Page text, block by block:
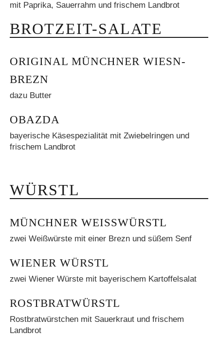
mit Paprika, Sauerrahm und frischem Landbrot
BROTZEIT-SALATE
ORIGINAL MÜNCHNER WIESN-
BREZN
dazu Butter
OBAZDA
bayerische Käsespezialität mit Zwiebelringen und
frischem Landbrot
WÜRSTL
MÜNCHNER WEISSWÜRSTL
zwei Weißwürste mit einer Brezn und süßem Senf
WIENER WÜRSTL
zwei Wiener Würste mit bayerischem Kartoffelsalat
ROSTBRATWÜRSTL
Rostbratwürstchen mit Sauerkraut und frischem
Landbrot